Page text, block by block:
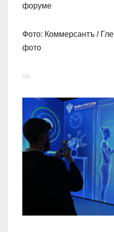
форуме
Фото: Коммерсантъ /
фото